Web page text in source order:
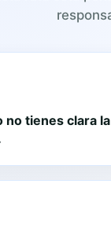
no tienes clara la